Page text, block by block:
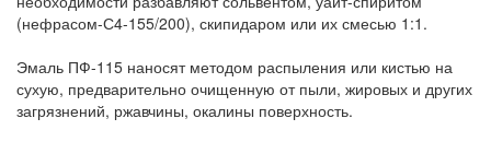
(нефрасом-С4-155/200), скипидаром или их смесью 1:1.
Эмаль ПФ-115 наносят методом распыления или кистью на
сухую, предварительно очищенную от пыли, жировых и других
загрязнений, ржавчины, окалины поверхность.